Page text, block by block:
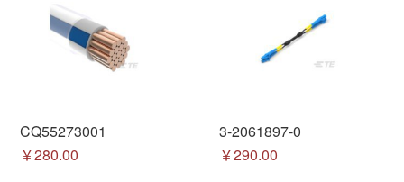
CQ55273001
￥280.00
3-2061897-0
￥290.00